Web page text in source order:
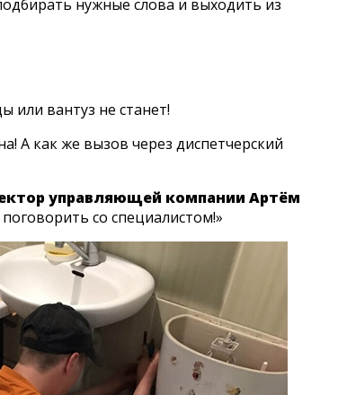
нужные слова и выходить из
или вантуз не станет!
А как же вызов через диспетчерский
управляющей компании Артём
со специалистом!»